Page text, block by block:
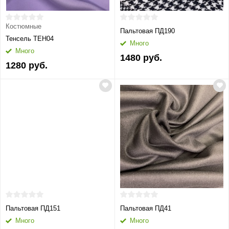
Костюмные
Тенсель ТЕН04
Много
1280 руб.
Пальтовая ПД190
Много
1480 руб.
Пальтовая ПД151
Много
Пальтовая ПД41
Много